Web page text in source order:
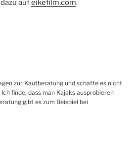
aufeikefilm.com.
zur Kaufberatung und schaffe es nicht
finde, dass man Kajaks ausprobieren
gibt es zum Beispiel bei